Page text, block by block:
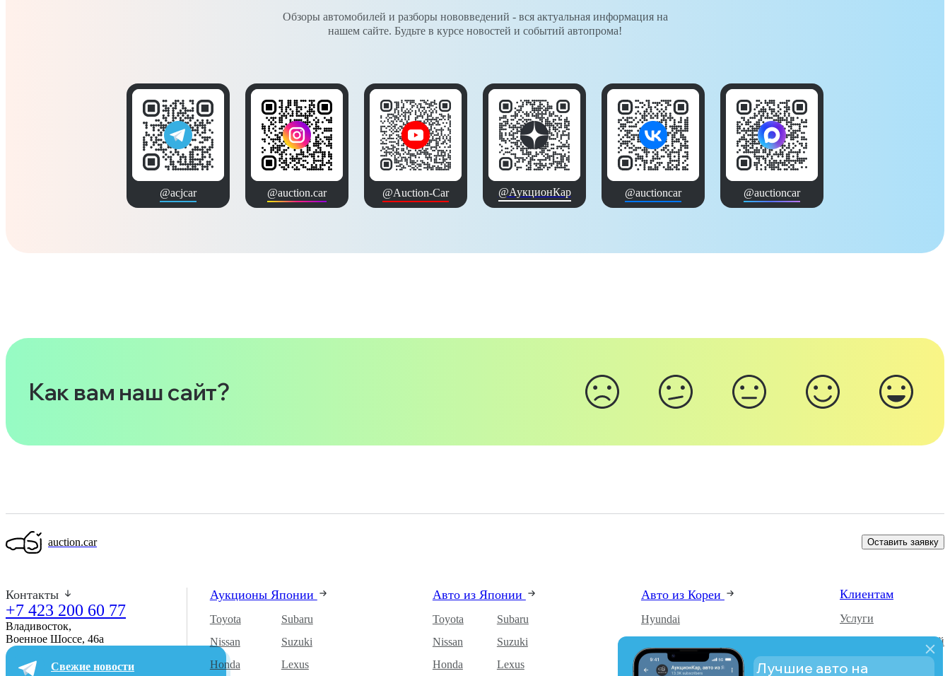
Обзоры автомобилей и разборы нововведений - вся актуальная информация на
нашем сайте. Будьте в курсе новостей и событий автопрома!
@acjcar @auction.car @Auction-Car @АукционКар @auctioncar @auctioncar
Как вам наш сайт?
auction.car Оставить заявку
Контакты
+7 423 200 60 77
Владивосток,
Военное Шоссе, 46а​
Свежие новости
Аукционы Японии
Toyota
Nissan
Honda
Subaru
Suzuki
Lexus
Авто из Японии
Toyota
Nissan
Honda
Subaru
Suzuki
Lexus
Авто из Кореи
Hyundai
SsangYong
Клиентам
Услуги
Каталог автомобилей
О компании
Лучшие авто на